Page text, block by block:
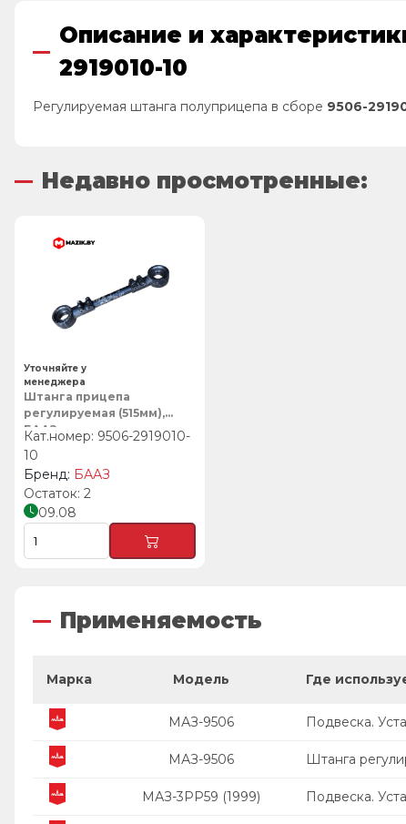
Описание и
2919010-10
Регулируемая штанга полуприцепа в сборе 9506-
Недавно просмотренные:
Штанга прицепа
регулируемая (515мм),
БААЗ
9506-2919010-
10
БААЗ
2
09.08
Уточняйте у
менеджера
Применяемость
Марка Модель Где
МАЗ-9506 Подвеска.
МАЗ-9506 Штанга
МАЗ-3PP59 (1999) Подвеска.